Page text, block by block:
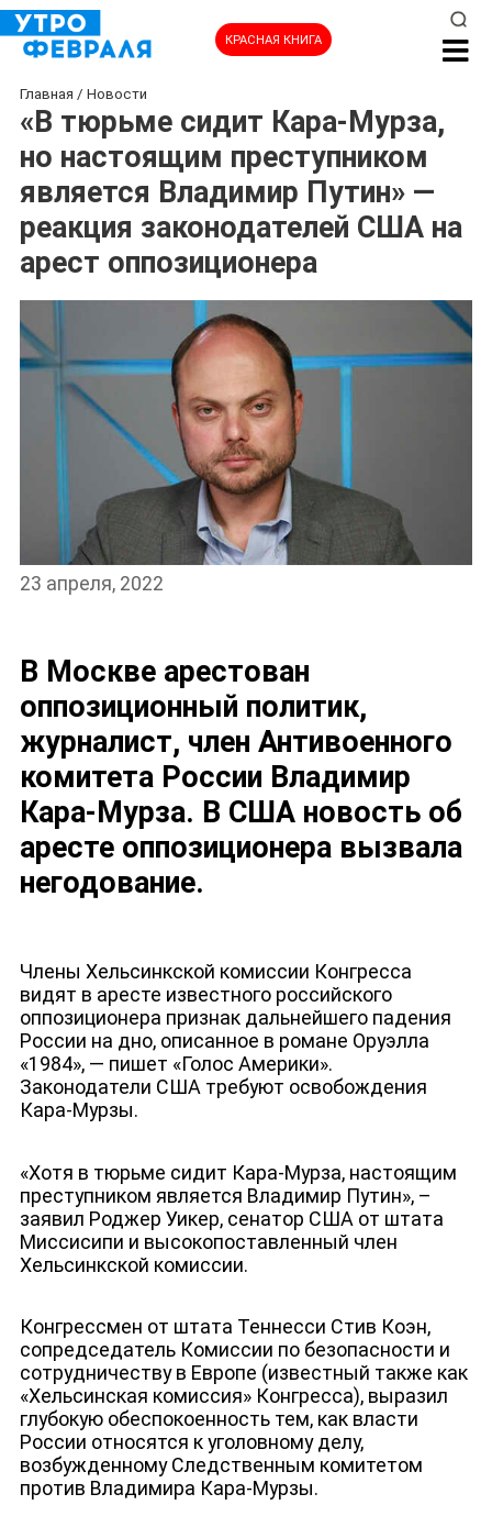
КРАСНАЯ КНИГА
НОВОСТИ
Главная / Новости
«В тюрьме сидит Кара-Мурза,
но настоящим преступником
является Владимир Путин» —
реакция законодателей США на
арест оппозиционера
23 апреля, 2022
В Москве арестован
оппозиционный политик,
журналист, член Антивоенного
комитета России Владимир
Кара-Мурза. В США новость об
аресте оппозиционера вызвала
негодование.
Члены Хельсинкской комиссии Конгресса
видят в аресте известного российского
оппозиционера признак дальнейшего падения
России на дно, описанное в романе Оруэлла
«1984», — пишет «Голос Америки».
Законодатели США требуют освобождения
Кара-Мурзы.
«Хотя в тюрьме сидит Кара-Мурза, настоящим
преступником является Владимир Путин», –
заявил Роджер Уикер, сенатор США от штата
Миссисипи и высокопоставленный член
Хельсинкской комиссии.
Конгрессмен от штата Теннесси Стив Коэн,
сопредседатель Комиссии по безопасности и
сотрудничеству в Европе (известный также как
«Хельсинская комиссия» Конгресса), выразил
глубокую обеспокоенность тем, как власти
России относятся к уголовному делу,
возбужденному Следственным комитетом
против Владимира Кара-Мурзы.